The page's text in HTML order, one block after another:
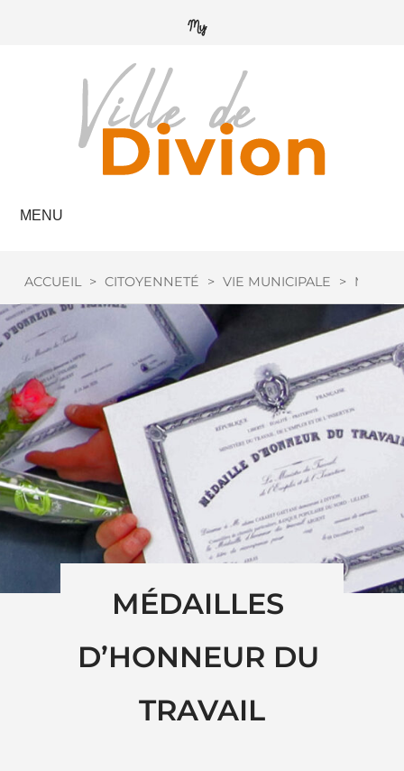
MENU
ACCUEIL > CITOYENNETÉ > VIE MUNICIPALE >
MÉDAILLES
D’HONNEUR DU
TRAVAIL